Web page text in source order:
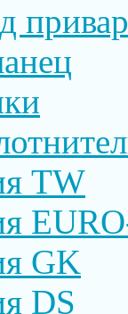
TW
GK
DS